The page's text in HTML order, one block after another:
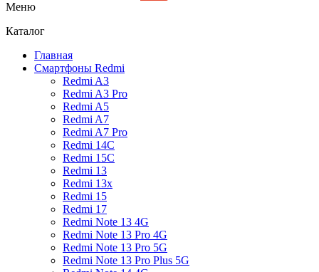
Меню
Каталог
Главная
Смартфоны Redmi
Redmi A3
Redmi A3 Pro
Redmi A5
Redmi A7
Redmi A7 Pro
Redmi 14C
Redmi 15C
Redmi 13
Redmi 13x
Redmi 15
Redmi 17
Redmi Note 13 4G
Redmi Note 13 Pro 4G
Redmi Note 13 Pro 5G
Redmi Note 13 Pro Plus 5G